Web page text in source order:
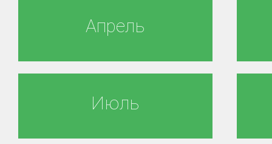
Апрель
Июль